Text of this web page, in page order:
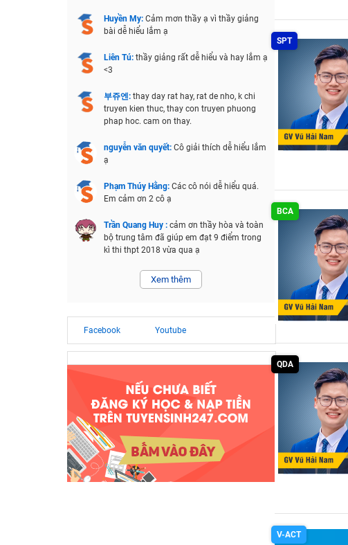
Huyền My: Cảm mơn thầy ạ vì thầy giảng
bài dễ hiểu lắm ạ
Liên Tú: thầy giảng rất dễ hiểu và hay lắm ạ
<3
부쥬엔: thay day rat hay, rat de nho, k chi
truyen kien thuc, thay con truyen phuong
phap hoc. cam on thay.
nguyễn văn quyết: Cô giải thích dễ hiểu lắm
ạ
Phạm Thúy Hằng: Các cô nói dễ hiểu quá.
Em cảm ơn 2 cô ạ
Trần Quang Huy : cảm ơn thầy hòa và toàn
bộ trung tâm đã giúp em đạt 9 điểm trong
kì thi thpt 2018 vừa qua ạ
Xem thêm
Facebook Youtube
SPT
BCA
QDA
V-ACT